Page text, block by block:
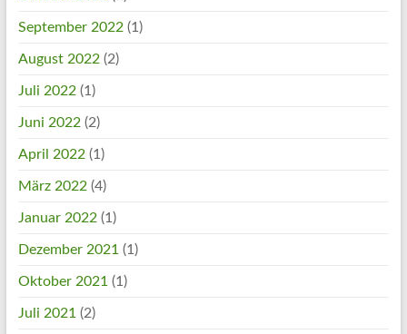
September 2022(1)
August 2022(2)
Juli 2022(1)
Juni 2022(2)
April 2022(1)
März 2022(4)
Januar 2022(1)
Dezember 2021 (1)
Oktober 2021 (1)
Juli 2021 (2)